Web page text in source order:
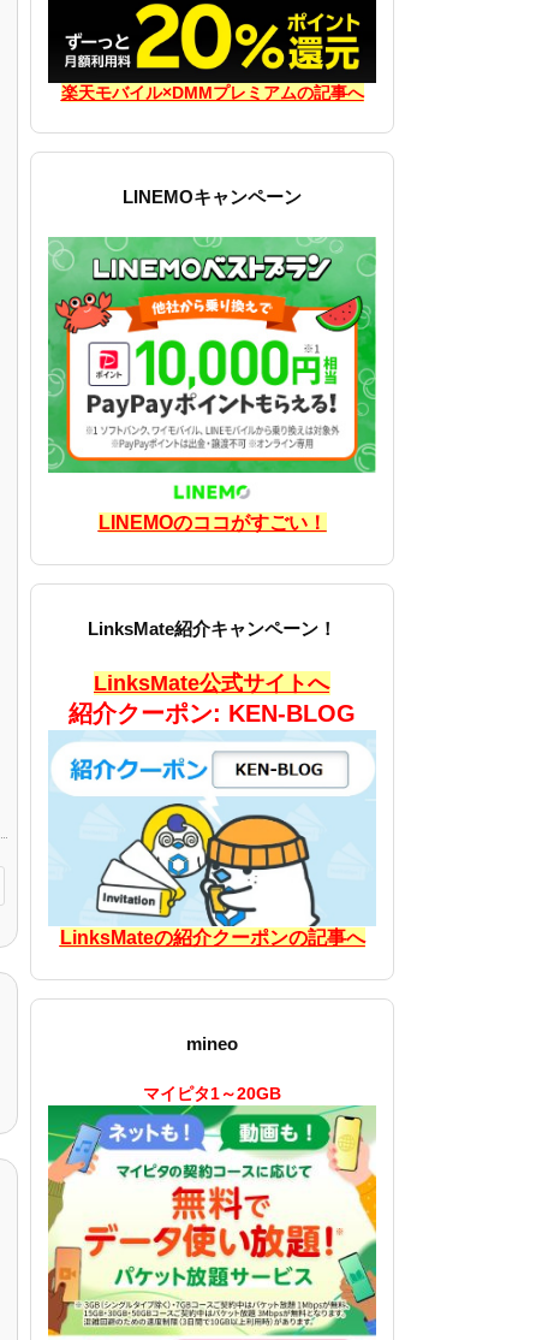
楽天モバイル×DMMプレミアムの記事へ
LINEMOキャンペーン
LINEMOのココがすごい！
LinksMate紹介キャンペーン！
LinksMate公式サイトへ
紹介クーポン: KEN-BLOG
LinksMateの紹介クーポンの記事へ
mineo
マイピタ1～20GB